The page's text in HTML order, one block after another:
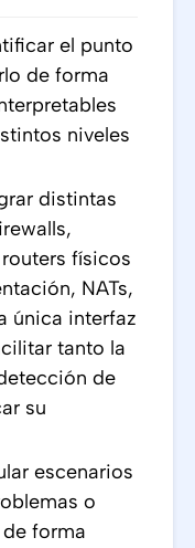
el punto
de forma
niveles
distintas
físicos
NATs,
única interfaz
tanto la
de
su
escenarios
o
forma